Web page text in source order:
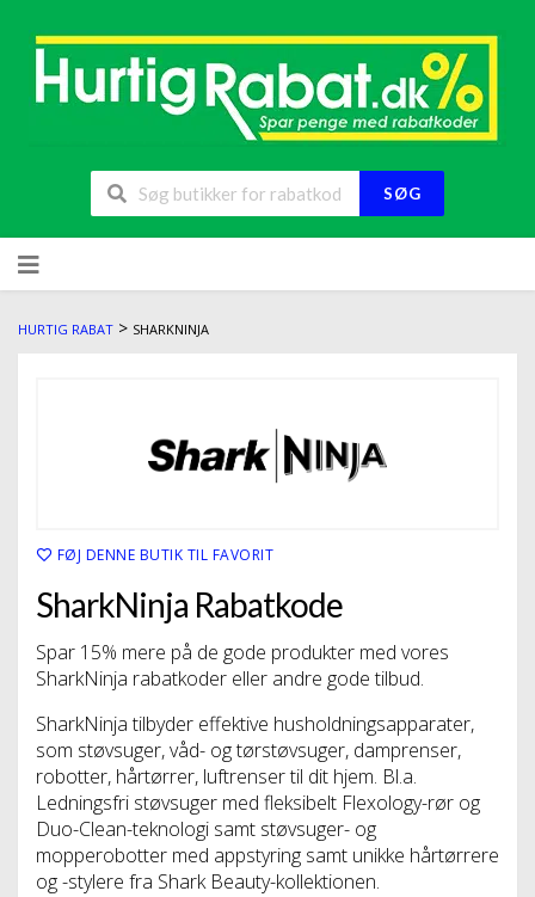
SØG
HURTIG RABAT > SHARKNINJA
FØJ DENNE BUTIK TIL FAVORIT
SharkNinja Rabatkode
Spar 15% mere på de gode produkter med vores
SharkNinja rabatkoder eller andre gode tilbud.
SharkNinja tilbyder effektive husholdningsapparater,
som støvsuger, våd- og tørstøvsuger, damprenser,
robotter, hårtørrer, luftrenser til dit hjem. Bl.a.
Ledningsfri støvsuger med fleksibelt Flexology-rør og
Duo-Clean-teknologi samt støvsuger- og
mopperobotter med appstyring samt unikke hårtørrere
og -stylere fra Shark Beauty-kollektionen.